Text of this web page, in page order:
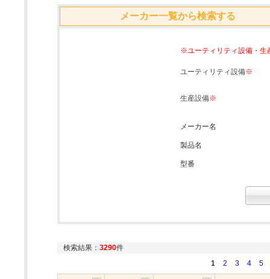
メーカー一覧から検索する
※ユーティリティ設備・生
ユーティリティ設備※
生産設備※
メーカー名
製品名
型番
検索結果： 3290件
1
2 3 4 5